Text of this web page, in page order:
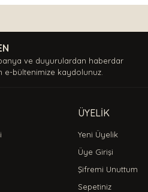
Gönder
ve duyurulardan haberdar
e-bültenimize kaydolunuz.
ÜYELİK
Yeni Üyelik
Üye Girişi
Şifremi Unuttum
Sepetiniz